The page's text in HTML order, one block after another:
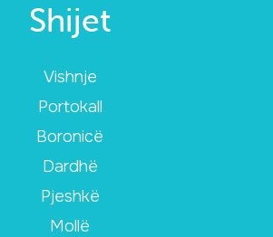
Shijet
Vishnje
Portokall
Boronicë
Dardhë
Pjeshkë
Mollë